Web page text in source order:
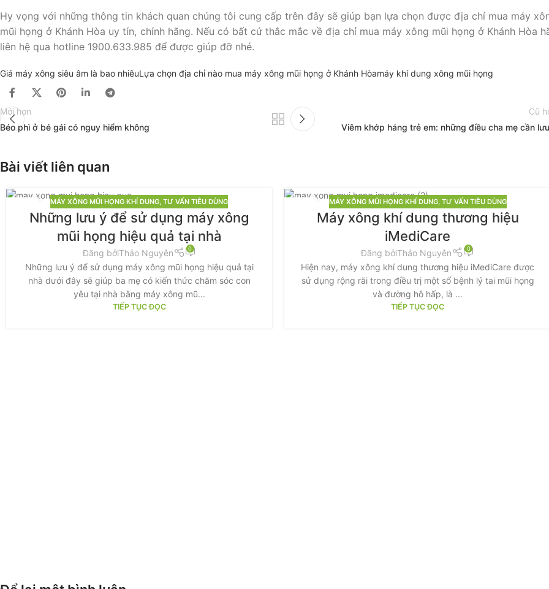
Hy vọng với những thông tin khách quan chúng tôi cung cấp trên đây sẽ giúp bạn lựa chọn được địa chỉ mua máy
mũi họng ở Khánh Hòa uy tín, chính hãng. Nếu có bất cứ thắc mắc về địa chỉ mua máy xông mũi họng ở Khánh Hòa
liên hệ qua hotline 1900.633.985 để được giúp đỡ nhé.
Giá máy xông siêu âm là bao nhiêuLựa chọn địa chỉ nào mua máy xông mũi họng ở Khánh Hòamáy khí dung xông mũi họng
Mới hơn
Béo phì ở bé gái có nguy hiểm không
Cũ
Viêm khớp háng trẻ em: những điều cha mẹ cần
Bài viết liên quan
MÁY XÔNG MŨI HỌNG KHÍ DUNG,TƯ VẤN TIÊU DÙNG
Những lưu ý để sử dụng máy xông
mũi họng hiệu quả tại nhà
Đăng bởiThảo Nguyễn 0
Những lưu ý để sử dụng máy xông mũi họng hiệu quả tại
nhà dưới đây sẽ giúp ba mẹ có kiến thức chăm sóc con
yêu tại nhà bằng máy xông mũ...
TIẾP TỤC ĐỌC
MÁY XÔNG MŨI HỌNG KHÍ DUNG, TƯ VẤN TIÊU DÙNG
Máy xông khí dung thương hiệu
iMediCare
Đăng bởiThảo Nguyễn 0
Hiện nay, máy xông khí dung thương hiệu iMediCare được
sử dụng rộng rãi trong điều trị một số bệnh lý tai mũi họng
và đường hô hấp, là ...
TIẾP TỤC ĐỌC